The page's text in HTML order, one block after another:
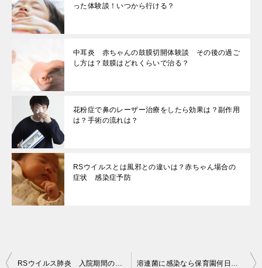
った体験談！いつから行ける？
中耳炎 赤ちゃんの鼓膜切開体験談 その後の過ご
し方は？鼓膜はどれくらいで治る？
花粉症で鼻のレーザー治療をしたら効果は？副作用
は？手術の流れは？
RSウイルスとは風邪との違いは？赤ちゃん場合の
症状 感染症予防
投